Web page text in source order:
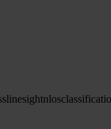
linesightnlos